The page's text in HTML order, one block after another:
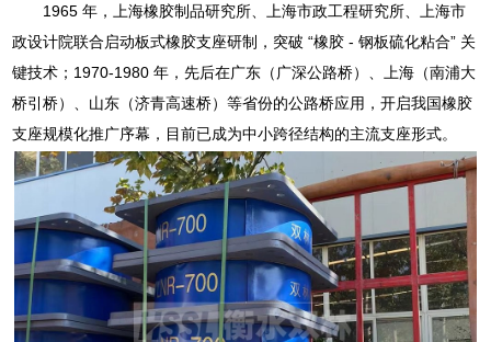
1965 年，上海橡胶制品研究所、上海市政工程研究所、上海市
政设计院联合启动板式橡胶支座研制，突破 “橡胶 - 钢板硫化粘合” 关
键技术；1970-1980 年，先后在广东（广深公路桥）、上海（南浦大
桥引桥）、山东（济青高速桥）等省份的公路桥应用，开启我国橡胶
支座规模化推广序幕，目前已成为中小跨径结构的主流支座形式。